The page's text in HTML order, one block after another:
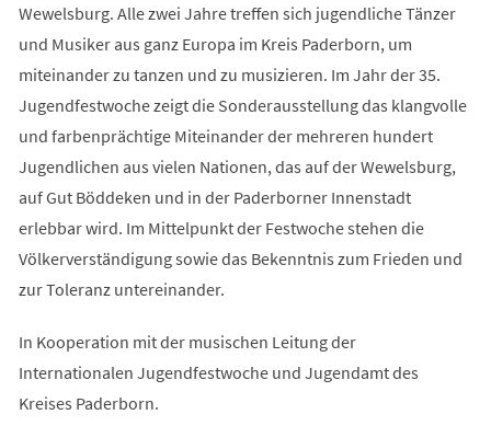
Wewelsburg. Alle zwei Jahre treffen sich jugendliche Tänzer
und Musiker aus ganz Europa im Kreis Paderborn, um
miteinander zu tanzen und zu musizieren. Im Jahr der 35.
Jugendfestwoche zeigt die Sonderausstellung das klangvolle
und farbenprächtige Miteinander der mehreren hundert
Jugendlichen aus vielen Nationen, das auf der Wewelsburg,
auf Gut Böddeken und in der Paderborner Innenstadt
erlebbar wird. Im Mittelpunkt der Festwoche stehen die
Völkerverständigung sowie das Bekenntnis zum Frieden und
zur Toleranz untereinander.
In Kooperation mit der musischen Leitung der
Internationalen Jugendfestwoche und Jugendamt des
Kreises Paderborn.